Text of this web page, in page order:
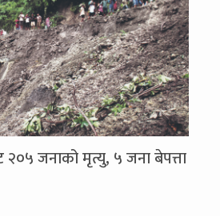
२०५ जनाको मृत्यु, ५ जना बेपत्ता